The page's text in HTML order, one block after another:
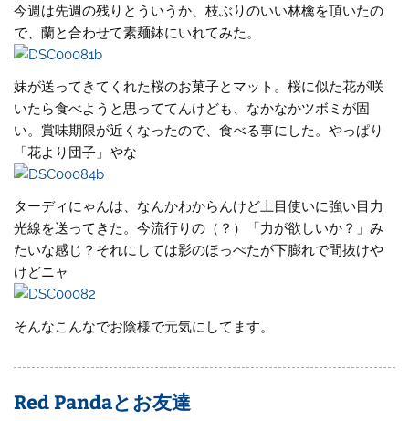
今週は先週の残りとういうか、枝ぶりのいい林檎を頂いたの
で、蘭と合わせて素麺鉢にいれてみた。
妹が送ってきてくれた桜のお菓子とマット。桜に似た花が咲
いたら食べようと思っててんけども、なかなかツボミが固
い。賞味期限が近くなったので、食べる事にした。やっぱり
「花より団子」やな
ターディにゃんは、なんかわからんけど上目使いに強い目力
光線を送ってきた。今流行りの（？）「力が欲しいか？」み
たいな感じ？それにしては影のほっぺたが下膨れで間抜けや
けどニャ
そんなこんなでお陰様で元気にしてます。
Red Pandaとお友達